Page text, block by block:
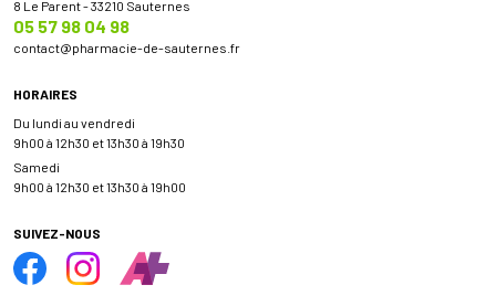
8 Le Parent - 33210 Sauternes
05 57 98 04 98
contact@pharmacie-de-sauternes.fr
HORAIRES
Du lundi au vendredi
9h00 à 12h30 et 13h30 à 19h30
Samedi
9h00 à 12h30 et 13h30 à 19h00
SUIVEZ-NOUS